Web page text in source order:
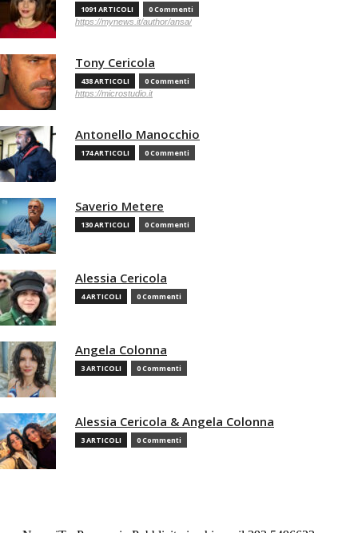
1091 ARTICOLI 0 Commenti
https://mynews.it/author/ansa/
Tony Cericola
438 ARTICOLI 0 Commenti
https://microstudio.it
Antonello Manocchio
174 ARTICOLI 0 Commenti
Saverio Metere
130 ARTICOLI 0 Commenti
Alessia Cericola
4 ARTICOLI 0 Commenti
Angela Colonna
3 ARTICOLI 0 Commenti
Alessia Cericola & Angela Colonna
3 ARTICOLI 0 Commenti